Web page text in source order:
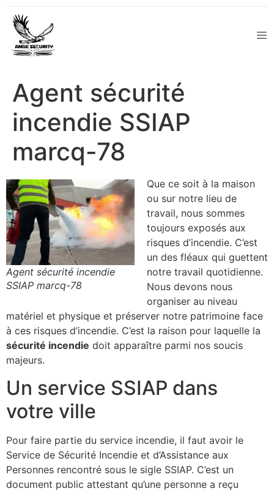
Agent sécurité
incendie SSIAP
marcq-78
Agent sécurité incendie
SSIAP marcq-78
Que ce soit à la maison
ou sur notre lieu de
travail, nous sommes
toujours exposés aux
risques d’incendie. C’est
un des fléaux qui guettent
notre travail quotidienne.
Nous devons nous
organiser au niveau
matériel et physique et préserver notre patrimoine face
à ces risques d’incendie. C’est la raison pour laquelle la
sécurité incendie doit apparaître parmi nos soucis
majeurs.
Un service SSIAP dans
votre ville
Pour faire partie du service incendie, il faut avoir le
Service de Sécurité Incendie et d’Assistance aux
Personnes rencontré sous le sigle SSIAP. C’est un
document public attestant qu’une personne a reçu